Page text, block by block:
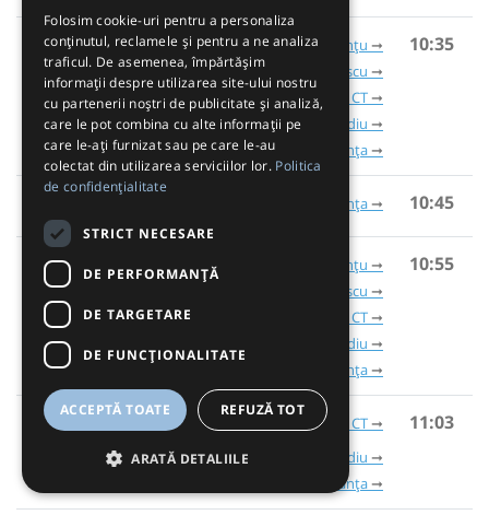
Dorobanțu
Nicolae Bălcescu
Mihail Kogălniceanu CT
Mihail Kogălniceanu Aeroport
Ovidiu
Constanța
10:35
Constanța 10:45
Dorobanțu
Nicolae Bălcescu
Mihail Kogălniceanu CT
Ovidiu
Constanța
10:55
Mihail Kogălniceanu CT
Mihail Kogălniceanu Aeroport
Ovidiu
Constanța
11:03
Folosim cookie-uri pentru a personaliza
conținutul, reclamele și pentru a ne analiza
traficul. De asemenea, împărtășim
informații despre utilizarea site-ului nostru
cu partenerii noștri de publicitate și analiză,
care le pot combina cu alte informații pe
care le-ați furnizat sau pe care le-au
colectat din utilizarea serviciilor lor. Politica
de confidențialitate
STRICT NECESARE
DE PERFORMANȚĂ
DE TARGETARE
DE FUNCŢIONALITATE
ACCEPTĂ TOATE REFUZĂ TOT
ARATĂ DETALIILE